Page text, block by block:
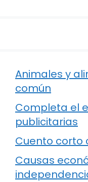
Animales y
común
Completa el
publicitarias
Cuento corto
Causas